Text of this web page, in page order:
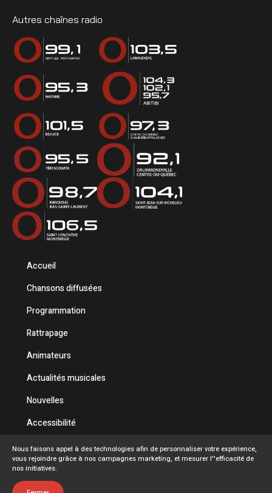
Autres chaînes radio
Accueil
Chansons diffusées
Programmation
Rattrapage
Animateurs
Actualités musicales
Nouvelles
Accessibilité
Politique de confidentialité
Conditions d'utilisation
FAQ
Nous faisons appel à des technologies afin de personnaliser votre expérience,
vous rejoindre grâce à nos campagnes marketing, et mesurer l''efficacité de
nos initiatives.